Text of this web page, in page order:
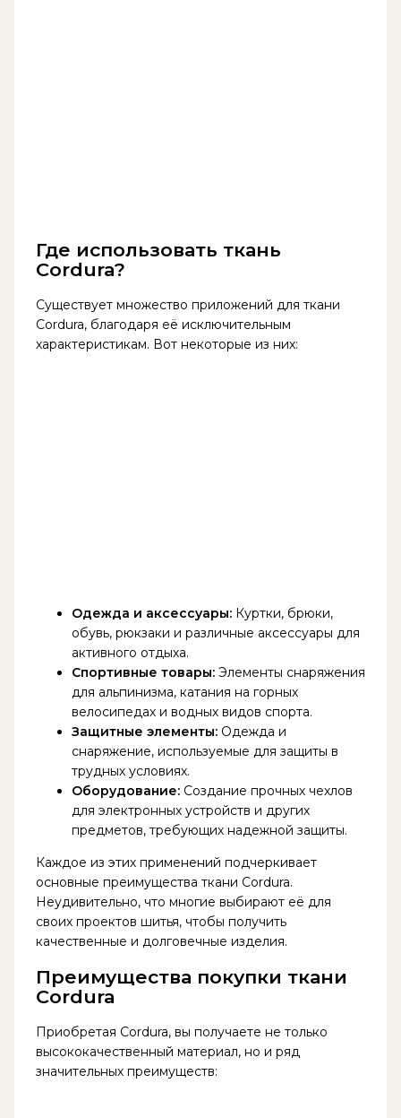
Где использовать ткань
Cordura?
Существует множество приложений для ткани
Cordura, благодаря её исключительным
характеристикам. Вот некоторые из них:
Одежда и аксессуары:Куртки, брюки,
обувь, рюкзаки и различные аксессуары для
активного отдыха.
Спортивные товары:Элементы снаряжения
для альпинизма, катания на горных
велосипедах и водных видов спорта.
Защитные элементы:Одежда и
снаряжение, используемые для защиты в
трудных условиях.
Оборудование:Создание прочных чехлов
для электронных устройств и других
предметов, требующих надежной защиты.
Каждое из этих применений подчеркивает
основные преимущества ткани Cordura.
Неудивительно, что многие выбирают её для
своих проектов шитья, чтобы получить
качественные и долговечные изделия.
Преимущества покупки ткани
Cordura
Приобретая Cordura, вы получаете не только
высококачественный материал, но и ряд
значительных преимуществ: